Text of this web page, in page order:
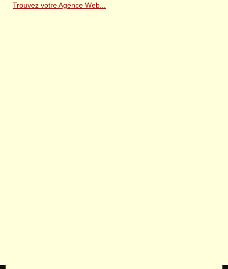
Trouvez votre Agence Web...